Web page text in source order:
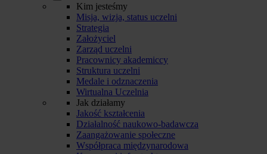
Kim jesteśmy
Misja, wizja, status uczelni
Strategia
Założyciel
Zarząd uczelni
Pracownicy akademiccy
Struktura uczelni
Medale i odznaczenia
Wirtualna Uczelnia
Jak działamy
Jakość kształcenia
Działalność naukowo-badawcza
Zaangażowanie społeczne
Współpraca międzynarodowa